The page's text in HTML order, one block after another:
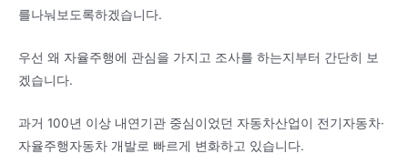
를나눠보도록하겠습니다.
우선 왜 자율주행에 관심을 가지고 조사를 하는지부터 간단히 보
겠습니다.
과거 100년 이상 내연기관 중심이었던 자동차산업이 전기자동차·
자율주행자동차 개발로 빠르게 변화하고 있습니다.